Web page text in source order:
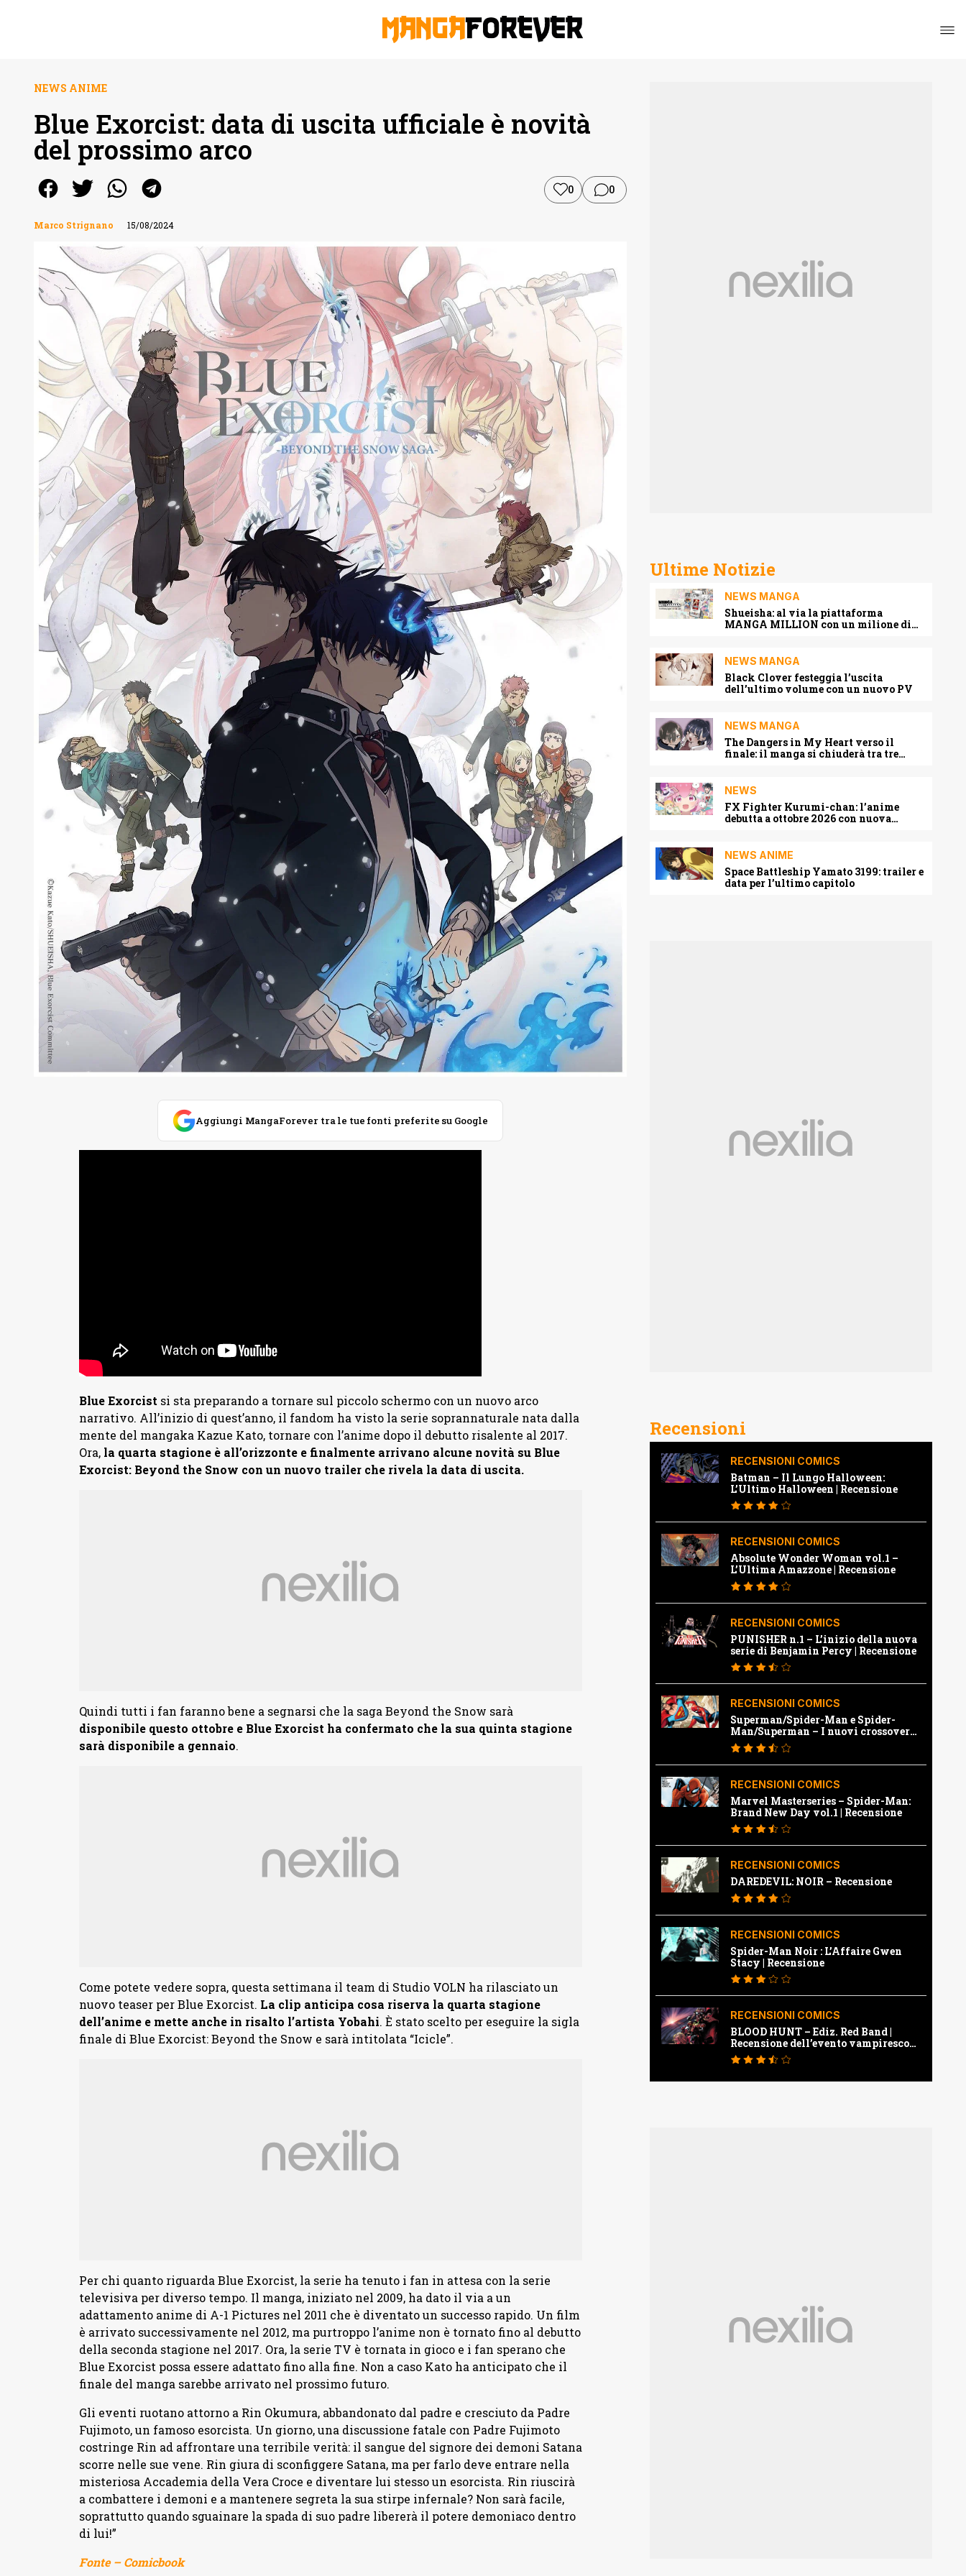
NEWS ANIME
Blue Exorcist: data di uscita ufficiale è novità
del prossimo arco
0 0
Marco Strignano 15/08/2024
Aggiungi MangaForever tra le tue fonti preferite su Google
Blue Exorcist si sta preparando a tornare sul piccolo schermo con un nuovo arco
narrativo. All’inizio di quest’anno, il fandom ha visto la serie soprannaturale nata dalla
mente del mangaka Kazue Kato, tornare con l’anime dopo il debutto risalente al 2017.
Ora, la quarta stagione è all’orizzonte e finalmente arrivano alcune novità su Blue
Exorcist: Beyond the Snow con un nuovo trailer che rivela la data di uscita.
Quindi tutti i fan faranno bene a segnarsi che la saga Beyond the Snow sarà
disponibile questo ottobre e Blue Exorcist ha confermato che la sua quinta stagione
sarà disponibile a gennaio.
Come potete vedere sopra, questa settimana il team di Studio VOLN ha rilasciato un
nuovo teaser per Blue Exorcist. La clip anticipa cosa riserva la quarta stagione
dell’anime e mette anche in risalto l’artista Yobahi. È stato scelto per eseguire la sigla
finale di Blue Exorcist: Beyond the Snow e sarà intitolata “Icicle”.
Per chi quanto riguarda Blue Exorcist, la serie ha tenuto i fan in attesa con la serie
televisiva per diverso tempo. Il manga, iniziato nel 2009, ha dato il via a un
adattamento anime di A-1 Pictures nel 2011 che è diventato un successo rapido. Un film
è arrivato successivamente nel 2012, ma purtroppo l’anime non è tornato fino al debutto
della seconda stagione nel 2017. Ora, la serie TV è tornata in gioco e i fan sperano che
Blue Exorcist possa essere adattato fino alla fine. Non a caso Kato ha anticipato che il
finale del manga sarebbe arrivato nel prossimo futuro.
Gli eventi ruotano attorno a Rin Okumura, abbandonato dal padre e cresciuto da Padre
Fujimoto, un famoso esorcista. Un giorno, una discussione fatale con Padre Fujimoto
costringe Rin ad affrontare una terribile verità: il sangue del signore dei demoni Satana
scorre nelle sue vene. Rin giura di sconfiggere Satana, ma per farlo deve entrare nella
misteriosa Accademia della Vera Croce e diventare lui stesso un esorcista. Rin riuscirà
a combattere i demoni e a mantenere segreta la sua stirpe infernale? Non sarà facile,
soprattutto quando sguainare la spada di suo padre libererà il potere demoniaco dentro
di lui!”
Fonte – Comicbook
Ultime Notizie
NEWS MANGA
Shueisha: al via la piattaforma
MANGA MILLION con un milione di
NEWS MANGA
Black Clover festeggia l’uscita
dell’ultimo volume con un nuovo PV
NEWS MANGA
The Dangers in My Heart verso il
finale: il manga si chiuderà tra tre
NEWS
FX Fighter Kurumi-chan: l’anime
debutta a ottobre 2026 con nuova
NEWS ANIME
Space Battleship Yamato 3199: trailer e
data per l’ultimo capitolo
Recensioni
RECENSIONI COMICS
Batman – Il Lungo Halloween:
L’Ultimo Halloween | Recensione
RECENSIONI COMICS
Absolute Wonder Woman vol.1 –
L’Ultima Amazzone | Recensione
RECENSIONI COMICS
PUNISHER n.1 – L’inizio della nuova
serie di Benjamin Percy | Recensione
RECENSIONI COMICS
Superman/Spider-Man e Spider-
Man/Superman – I nuovi crossover
Marvel e Dc | Recensione
RECENSIONI COMICS
Marvel Masterseries – Spider-Man:
Brand New Day vol.1 | Recensione
RECENSIONI COMICS
DAREDEVIL: NOIR – Recensione
RECENSIONI COMICS
Spider-Man Noir : L’Affaire Gwen
Stacy | Recensione
RECENSIONI COMICS
BLOOD HUNT – Ediz. Red Band |
Recensione dell’evento vampiresco
della Marvel